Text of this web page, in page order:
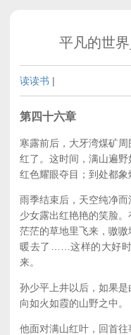
平凡的世
读读书 |
第四十六章
寒露前后，大牙湾煤矿
红了。这时间，满山遍
红色耀眼夺目；到处都象
雨季结束后，天空纯净
少女露出红艳艳的笑脸
茫茫的草地里飞来，嗷
暖去了……这样的大好时
来。
孙少平上井以后，如果
向如火如霞的山野之中。
他面对满山红叶，回首往